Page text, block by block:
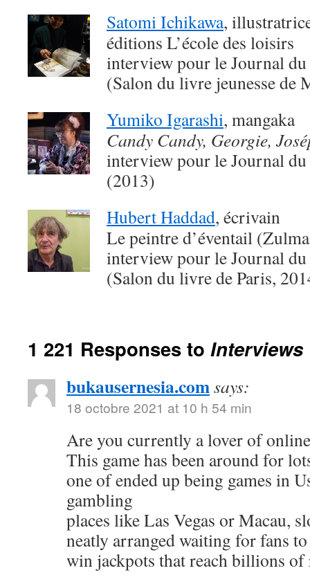
Satomi Ichikawa,
éditions L’école des loisirs
interview pour le Journal du
(Salon du livre jeunesse de
Yumiko Igarashi, mangaka
Candy Candy, Georgie,
interview pour le Journal du
(2013)
Hubert Haddad, écrivain
Le peintre d’éventail
interview pour le Journal du
(Salon du livre de Paris,
1 221 Responses to Interviews
bukausernesia.comsays:
18 octobre 2021 at 10 h 54 min
Are you currently a lover of
This game has been around for
one of ended up being games in
gambling
places like Las Vegas or Macau,
neatly arranged waiting for fans
win jackpots that reach billions of